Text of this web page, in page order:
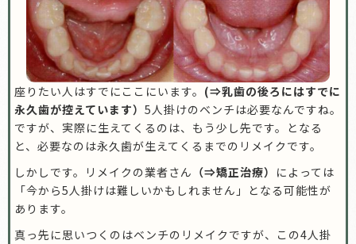
座りたい人はすでにここにいます。 (⇒乳歯の後ろにはすでに
永久歯が控えています） 5人掛けのベンチは必要なんですね。
ですが、実際に生えてくるのは、もう少し先です。となる
と、必要なのは永久歯が生えてくるまでのリメイクです。
しかしです。リメイクの業者さん （⇒矯正治療） によっては
「今から5人掛けは難しいかもしれません」となる可能性が
あります。
真っ先に思いつくのはベンチのリメイクですが、この4人掛